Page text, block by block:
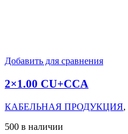
Добавить для сравнения
2×1.00 CU+CCA
КАБЕЛЬНАЯ ПРОДУКЦИЯ,
500 в наличии